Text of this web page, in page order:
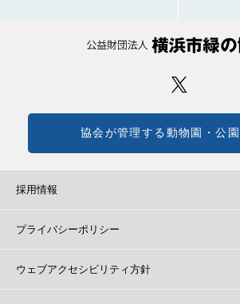
協会が管理する動物園・公
採用情報
プライバシーポリシー
ウェブアクセシビリティ方針